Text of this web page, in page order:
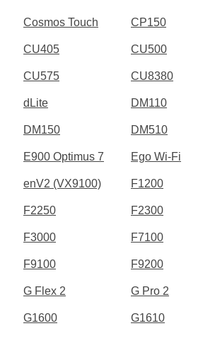
Cosmos Touch CP150
CU405 CU500
CU575 CU8380
dLite DM110
DM150 DM510
E900 Optimus 7 Ego Wi-Fi
enV2 (VX9100) F1200
F2250 F2300
F3000 F7100
F9100 F9200
G Flex 2 G Pro 2
G1600 G1610